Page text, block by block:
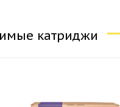
катриджи